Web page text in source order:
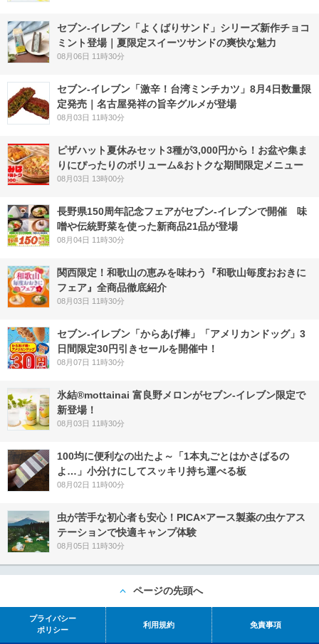
セブン‐イレブン「よくばりサンド」シリーズ新作チョコ
ミント登場｜夏限定スイーツサンドの爽快な魅力
08月06日 11時30分
セブン-イレブン「激辛！台湾ミンチカツ」8月4日数量限
定発売｜名古屋発祥の旨辛グルメが登場
08月03日 11時30分
ピザハット夏休みセット3種が3,000円から！お盆や集ま
りにぴったりのボリューム&おトクな期間限定メニュー
08月03日 13時00分
長野県150周年記念フェアがセブン-イレブンで開催 味
噌や伝統野菜を使った新商品21品が登場
08月04日 11時30分
関西限定！和歌山の恵みを味わう『和歌山毎度おおきに
フェア』全商品徹底紹介
08月03日 11時30分
セブン‐イレブン「からあげ棒」「アメリカンドッグ」3
日間限定30円引きセールを開催中！
08月07日 11時30分
氷結®mottainai 富良野メロンがセブン‐イレブン限定で
新登場！
08月03日 11時30分
100均に便利なの出たよ～「1本丸ごとはかさばるの
よ…」小分けにしてスッキリ持ち運べる板
08月02日 11時00分
虫が苦手な初心者も安心！PICA×アース製薬の虫ケアス
テーションで快適キャンプ体験
08月05日 11時30分
ページの先頭へ
プライバシー
ポリシー
利用規約 免責事項